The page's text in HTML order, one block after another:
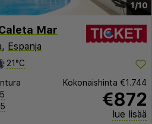
1/10
Mar
, Espanja
21°C
Kokonaishinta €1.744
€872
lue lisää